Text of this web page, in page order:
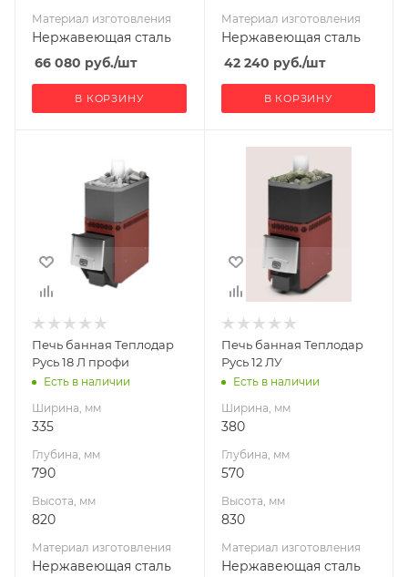
Гарантия, мес.
Материал изготовления
Нержавеющая сталь
66 080 руб./шт
В КОРЗИНУ
Гарантия, мес.
Материал изготовления
Нержавеющая сталь
42 240 руб./шт
В КОРЗИНУ
Высота, мм
820
Материал
Нержавеющая
сталь
Вид топлива
Диаметр дымохода,
115
500
90
Печь банная Теплодар
Русь 18 Л профи
Есть в наличии
Ширина, мм
335
Глубина, мм
790
Высота, мм
820
Материал изготовления
Нержавеющая сталь
Высота, мм
830
Материал
Нержавеющая
сталь
Вид топлива
Диаметр дымохода,
115
400
50
Печь банная Теплодар
Русь 12 ЛУ
Есть в наличии
Ширина, мм
380
Глубина, мм
570
Высота, мм
830
Материал изготовления
Нержавеющая сталь